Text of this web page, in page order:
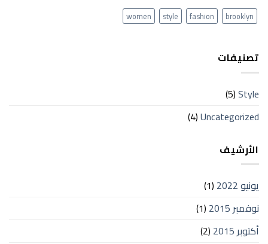
brooklyn
fashion
style
women
تصنيفات
Style
(5)
Uncategorized
(4)
الأرشيف
يونيو 2022
(1)
نوفمبر 2015
(1)
أكتوبر 2015
(2)